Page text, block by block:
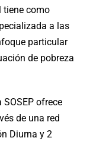
tiene como
a las
particular
de pobreza
SOSEP ofrece
de una red
Diurna y 2